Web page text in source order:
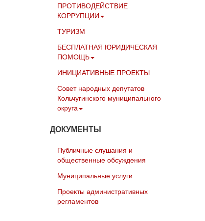
ПРОТИВОДЕЙСТВИЕ
КОРРУПЦИИ
ТУРИЗМ
БЕСПЛАТНАЯ ЮРИДИЧЕСКАЯ
ПОМОЩЬ
ИНИЦИАТИВНЫЕ ПРОЕКТЫ
Совет народных депутатов
Кольчугинского муниципального
округа
ДОКУМЕНТЫ
Публичные слушания и
общественные обсуждения
Муниципальные услуги
Проекты административных
регламентов